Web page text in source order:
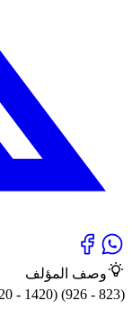
وصف المؤلف